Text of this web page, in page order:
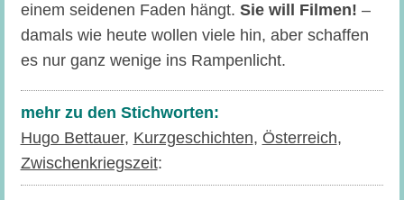
einem seidenen Faden hängt. Sie will Filmen! –
damals wie heute wollen viele hin, aber schaffen
es nur ganz wenige ins Rampenlicht.
mehr zu den Stichworten:
Hugo Bettauer, Kurzgeschichten, Österreich,
Zwischenkriegszeit: